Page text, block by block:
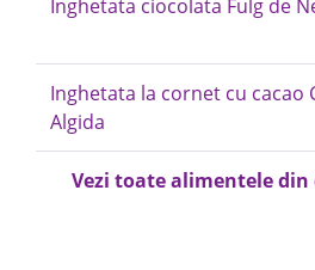
Inghetata ciocolata Fulg de
Inghetata la cornet cu cacao
Algida
Vezi toate alimentele